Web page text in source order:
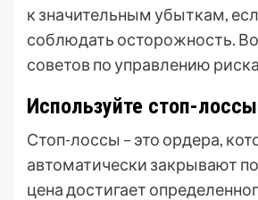
к значительным убыткам,
соблюдать осторожность.
советов по управлению
Используйте стоп-лоссы
Стоп-лоссы – это ордера,
автоматически закрывают
цена достигает